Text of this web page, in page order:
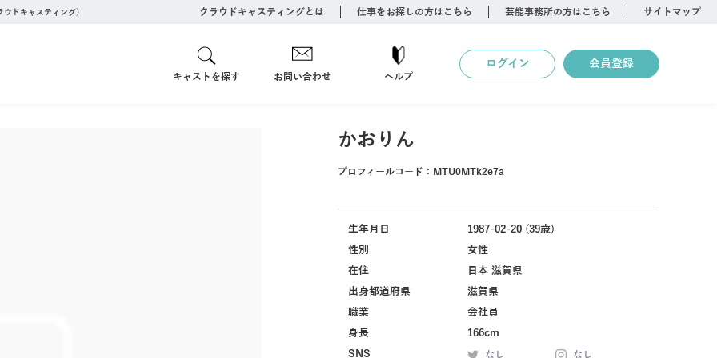
ドキャスティング） クラウドキャスティングとは 仕事をお探しの方はこちら 芸能事務所の方はこちら サイトマップ
キャストを探す お問い合わせ ヘルプ
ログイン 会員登録
かおりん
プロフィールコード： MTU0MTk2e7a
生年月日
1987-02-20 (39歳)
性別
女性
在住
日本 滋賀県
出身都道府県
滋賀県
職業
会社員
身長
166cm
SNS
なし なし